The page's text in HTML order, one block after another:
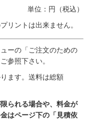
単位：円（税込）
リントは出来ません。
ーの「ご注文のための
参照下さい。
ます。送料は総額
られる場合や、料金が
はページ下の「見積依